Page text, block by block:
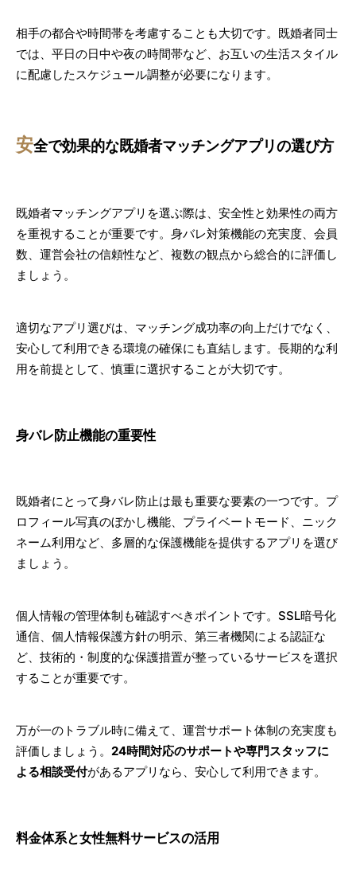
相手の都合や時間帯を考慮することも大切です。既婚者同士
では、平日の日中や夜の時間帯など、お互いの生活スタイル
に配慮したスケジュール調整が必要になります。
安全で効果的な既婚者マッチングアプリの選び方
既婚者マッチングアプリを選ぶ際は、安全性と効果性の両方
を重視することが重要です。身バレ対策機能の充実度、会員
数、運営会社の信頼性など、複数の観点から総合的に評価し
ましょう。
適切なアプリ選びは、マッチング成功率の向上だけでなく、
安心して利用できる環境の確保にも直結します。長期的な利
用を前提として、慎重に選択することが大切です。
身バレ防止機能の重要性
既婚者にとって身バレ防止は最も重要な要素の一つです。プ
ロフィール写真のぼかし機能、プライベートモード、ニック
ネーム利用など、多層的な保護機能を提供するアプリを選び
ましょう。
個人情報の管理体制も確認すべきポイントです。SSL暗号化
通信、個人情報保護方針の明示、第三者機関による認証な
ど、技術的・制度的な保護措置が整っているサービスを選択
することが重要です。
万が一のトラブル時に備えて、運営サポート体制の充実度も
評価しましょう。 24時間対応のサポートや専門スタッフに
よる相談受付があるアプリなら、安心して利用できます。
料金体系と女性無料サービスの活用